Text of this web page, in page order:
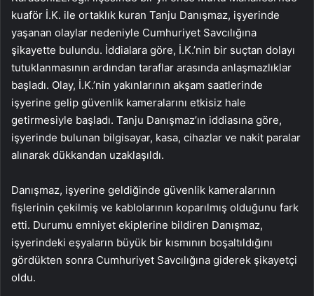
kuaför İ.K. ile ortaklık kuran Tanju Danışmaz, işyerinde
yaşanan olaylar nedeniyle Cumhuriyet Savcılığına
şikayette bulundu. İddialara göre, İ.K.’nin bir suçtan dolayı
tutuklanmasının ardından taraflar arasında anlaşmazlıklar
başladı. Olay, İ.K.’nin yakınlarının akşam saatlerinde
işyerine gelip güvenlik kameralarını etkisiz hale
getirmesiyle başladı. Tanju Danışmaz’ın iddiasına göre,
işyerinde bulunan bilgisayar, kasa, cihazlar ve nakit paralar
alınarak dükkandan uzaklaşıldı.
Danışmaz, işyerine geldiğinde güvenlik kameralarının
fişlerinin çekilmiş ve kablolarının koparılmış olduğunu fark
etti. Durumu emniyet ekiplerine bildiren Danışmaz,
işyerindeki eşyaların büyük bir kısmının boşaltıldığını
gördükten sonra Cumhuriyet Savcılığına giderek şikayetçi
oldu.